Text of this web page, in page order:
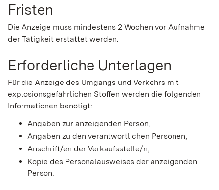
Fristen
Die Anzeige muss mindestens 2 Wochen vor Aufnahme
der Tätigkeit erstattet werden.
Erforderliche Unterlagen
Für die Anzeige des Umgangs und Verkehrs mit
explosionsgefährlichen Stoffen werden die folgenden
Informationen benötigt:
Angaben zur anzeigenden Person,
Angaben zu den verantwortlichen Personen,
Anschrift/en der Verkaufsstelle/n,
Kopie des Personalausweises der anzeigenden
Person.